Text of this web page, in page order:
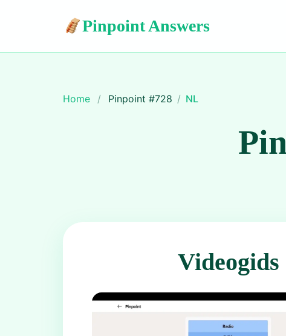
Pinpoint Answers
Home / Pinpoint #728 / NL
Videogids